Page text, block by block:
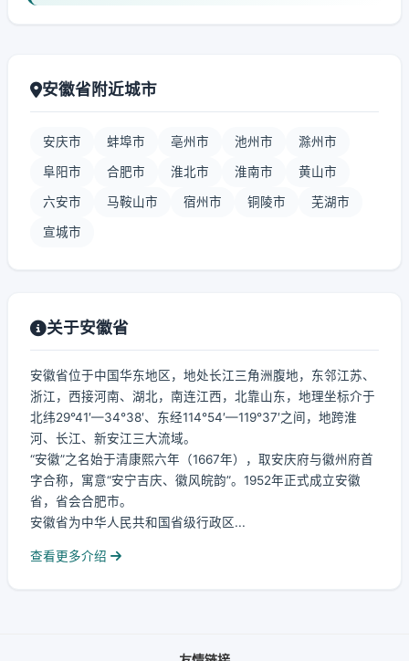
安徽省附近城市
安庆市 蚌埠市 亳州市 池州市 滁州市
阜阳市 合肥市 淮北市 淮南市 黄山市
六安市 马鞍山市 宿州市 铜陵市 芜湖市
宣城市
关于安徽省
安徽省位于中国华东地区，地处长江三角洲腹地，东邻江苏、
浙江，西接河南、湖北，南连江西，北靠山东，地理坐标介于
北纬29°41′—34°38′、东经114°54′—119°37′之间，地跨淮
河、长江、新安江三大流域。
“安徽”之名始于清康熙六年（1667年），取安庆府与徽州府首
字合称，寓意“安宁吉庆、徽风皖韵”。1952年正式成立安徽
省，省会合肥市。
安徽省为中华人民共和国省级行政区...
查看更多介绍